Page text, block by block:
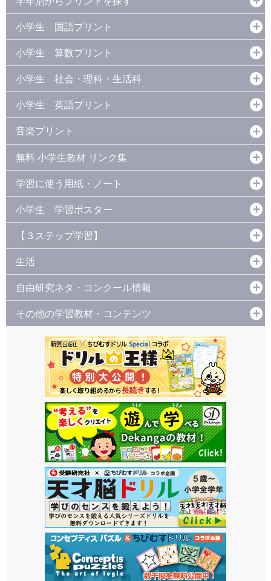
小学生 国語プリント
小学生 算数プリント
小学生 社会・理科・生活科
小学生 英語プリント
音楽プリント
無料 小学生教材 リンク集
学習に使う用紙・ノート
小学生 学習ポスター
【３ステップ学習】
生活
自由研究ネタ・コンクール情報
その他の学習教材・コンテンツ